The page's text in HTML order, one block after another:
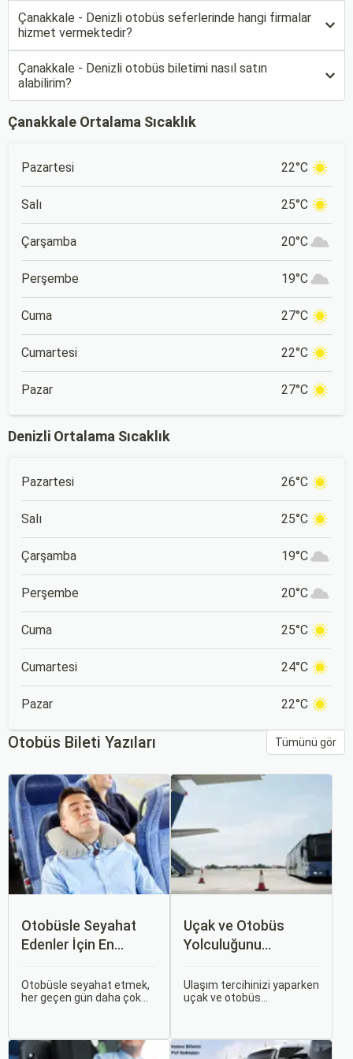
Çanakkale - Denizli otobüs seferlerinde hangi firmalar
hizmet vermektedir?
Çanakkale - Denizli otobüs biletimi nasıl satın
alabilirim?
Çanakkale Ortalama Sıcaklık
Pazartesi 22°C
Salı 25°C
Çarşamba 20°C
Perşembe 19°C
Cuma 27°C
Cumartesi 22°C
Pazar 27°C
Denizli Ortalama Sıcaklık
Pazartesi 26°C
Salı 25°C
Çarşamba 19°C
Perşembe 20°C
Cuma 25°C
Cumartesi 24°C
Pazar 22°C
Otobüs Bileti Yazıları Tümünü gör
Otobüsle Seyahat
Edenler İçin En
İpuçları
Otobüsle seyahat etmek,
her geçen gün daha çok
İçin En Konforlu Rotalar ve
Uçak ve Otobüs
Yolculuğunu
Sizin İçin Uygun?
Ulaşım tercihinizi yaparken
uçak ve otobüs
ihtiyaçlara hitap eden,